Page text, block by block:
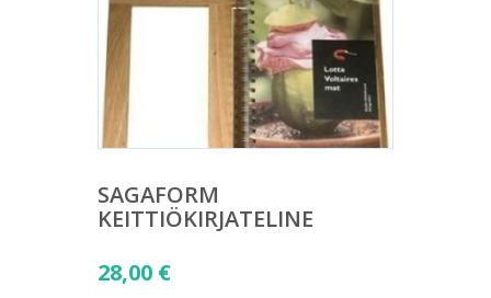
SAGAFORM
KEITTIÖKIRJATELINE
28,00 €